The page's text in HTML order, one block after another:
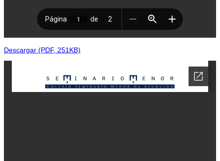
Descargar (PDF, 251KB)